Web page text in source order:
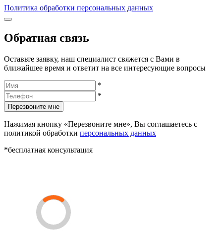
Политика обработки персональных данных
Обратная связь
Оставьте заявку, наш специалист свяжется с Вами в
ближайшее время и ответит на все интересующие вопросы
*
*
Перезвоните мне
Нажимая кнопку «Перезвоните мне», Вы соглашаетесь с
политикой обработки персональных данных
*бесплатная консультация